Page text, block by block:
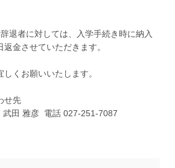
退者に対しては、入学手続き時に納入
金させていただきます。
くお願いいたします。
せ先
田 雅彦 電話 027-251-7087